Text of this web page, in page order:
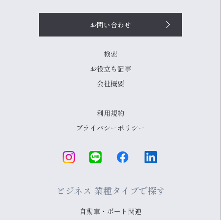
お問い合わせ
検索
お役立ち記事
会社概要
利用規約
プライバシーポリシー
ビジネス 業種タイプで探す
自動車・ボート関連